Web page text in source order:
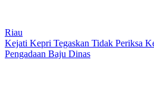
Riau
Kejati Kepri Tegaskan Tidak Periksa
Pengadaan Baju Dinas